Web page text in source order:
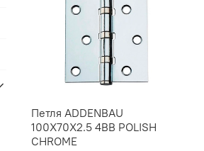
Петля ADDENBAU
100X70X2.5 4BB POLISH
CHROME